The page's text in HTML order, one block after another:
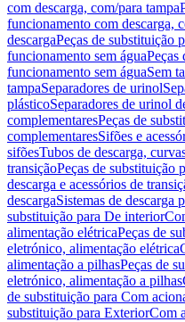
com descarga, com/para tampa
funcionamento com descarga,
descargaPeças de substituição
funcionamento sem águaPeças
funcionamento sem águaSem
tampaSeparadores de urinol
plásticoSeparadores de urinol
complementaresPeças de
complementaresSifões e
sifõesTubos de descarga,
transiçãoPeças de substituição
descarga e acessórios de
descargaSistemas de descarga
substituição para De interior
alimentação elétricaPeças de
eletrónico, alimentação elétrica
alimentação a pilhasPeças de
eletrónico, alimentação a pilhas
de substituição para Com
substituição para ExteriorCom